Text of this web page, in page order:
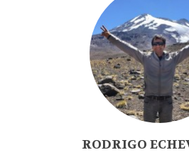
RODRIGO